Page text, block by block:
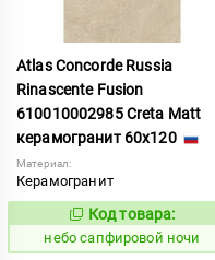
Atlas Concorde Russia
Rinascente Fusion
610010002985 Creta Matt
керамогранит 60x120
Материал:
Керамогранит
1119561
Код товара:
небо сапфировой ночи